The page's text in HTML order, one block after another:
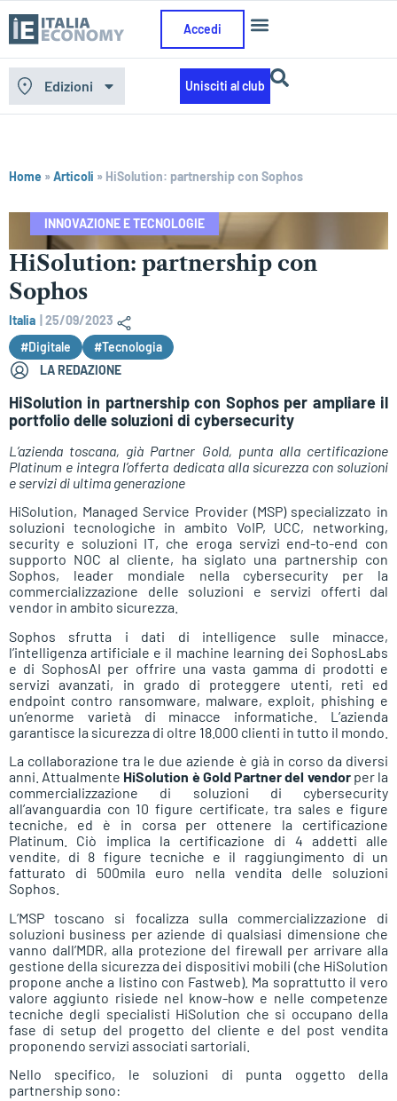
Accedi
Edizioni Unisciti al club
Home »Articoli » HiSolution: partnership con Sophos
INNOVAZIONE E TECNOLOGIE
HiSolution: partnership con
Sophos
Italia
25/09/2023
#Digitale
#Tecnologia
LA REDAZIONE
HiSolution in partnership con Sophos per ampliare il
portfolio delle soluzioni di cybersecurity
L’azienda toscana, già Partner Gold, punta alla certificazione
Platinum e integra l’offerta dedicata alla sicurezza con soluzioni
e servizi di ultima generazione
HiSolution, Managed Service Provider (MSP) specializzato in
soluzioni tecnologiche in ambito VoIP, UCC, networking,
security e soluzioni IT, che eroga servizi end-to-end con
supporto NOC al cliente, ha siglato una partnership con
Sophos, leader mondiale nella cybersecurity per la
commercializzazione delle soluzioni e servizi offerti dal
vendor in ambito sicurezza.
Sophos sfrutta i dati di intelligence sulle minacce,
l’intelligenza artificiale e il machine learning dei SophosLabs
e di SophosAI per offrire una vasta gamma di prodotti e
servizi avanzati, in grado di proteggere utenti, reti ed
endpoint contro ransomware, malware, exploit, phishing e
un’enorme varietà di minacce informatiche. L’azienda
garantisce la sicurezza di oltre 18.000 clienti in tutto il mondo.
La collaborazione tra le due aziende è già in corso da diversi
anni. Attualmente HiSolution è Gold Partner del vendorper la
commercializzazione di soluzioni di cybersecurity
all’avanguardia con 10 figure certificate, tra sales e figure
tecniche, ed è in corsa per ottenere la certificazione
Platinum. Ciò implica la certificazione di 4 addetti alle
vendite, di 8 figure tecniche e il raggiungimento di un
fatturato di 500mila euro nella vendita delle soluzioni
Sophos.
L’MSP toscano si focalizza sulla commercializzazione di
soluzioni business per aziende di qualsiasi dimensione che
vanno dall’MDR, alla protezione del firewall per arrivare alla
gestione della sicurezza dei dispositivi mobili (che HiSolution
propone anche a listino con Fastweb). Ma soprattutto il vero
valore aggiunto risiede nel know-how e nelle competenze
tecniche degli specialisti HiSolution che si occupano della
fase di setup del progetto del cliente e del post vendita
proponendo servizi associati sartoriali.
Nello specifico, le soluzioni di punta oggetto della
partnership sono: